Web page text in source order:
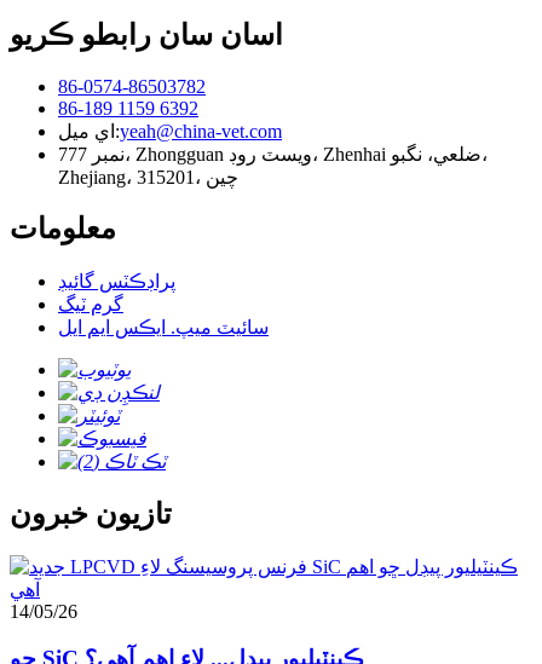
اسان سان رابطو ڪريو
86-0574-86503782
86-189 1159 6392
اي ميل:yeah@china-vet.com
نمبر 777، Zhongguan ويسٽ روڊ، Zhenhai ضلعي، نگبو،
Zhejiang، 315201، چين
معلومات
پراڊڪٽس گائيڊ
گرم ٽيگ
سائيٽ ميپ. ايڪس ايم ايل
تازيون خبرون
14/05/26
ڇو SiC ڪينٽيليور پيڊل... لاءِ اهم آهي؟